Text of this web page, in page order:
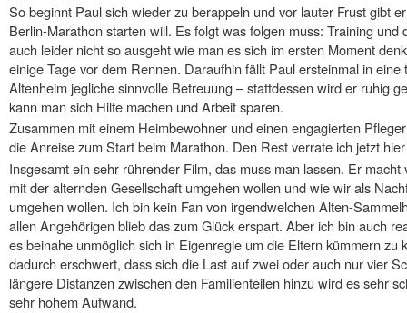
So beginnt Paul sich wieder zu berappeln und vor lauter Frust gibt
Berlin-Marathon starten will. Es folgt was folgen muss: Training
auch leider nicht so ausgeht wie man es sich im ersten Moment
einige Tage vor dem Rennen. Daraufhin fällt Paul ersteinmal in
Altenheim jegliche sinnvolle Betreuung – stattdessen wird er ruhig
kann man sich Hilfe machen und Arbeit sparen.
Zusammen mit einem Heimbewohner und einen engagierten
die Anreise zum Start beim Marathon. Den Rest verrate ich jetzt
Insgesamt ein sehr rührender Film, das muss man lassen. Er
mit der alternden Gesellschaft umgehen wollen und wie wir als
umgehen wollen. Ich bin kein Fan von irgendwelchen Alten-
allen Angehörigen blieb das zum Glück erspart. Aber ich bin auch
es beinahe unmöglich sich in Eigenregie um die Eltern kümmern zu
dadurch erschwert, dass sich die Last auf zwei oder auch nur vier
längere Distanzen zwischen den Familienteilen hinzu wird es sehr
sehr hohem Aufwand.